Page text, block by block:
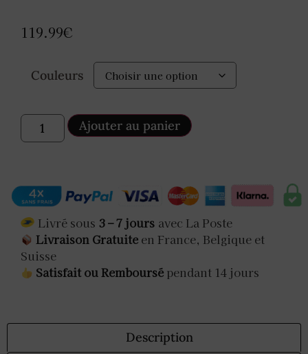
119.99€
Couleurs
Ajouter au panier
Livré sous 3 – 7 jours avec La Poste
Livraison Gratuite en France, Belgique et
Suisse
Satisfait ou Remboursé pendant 14 jours
Description